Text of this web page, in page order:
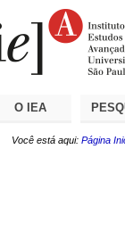
O IEA
Você está aqui: Página